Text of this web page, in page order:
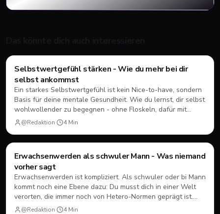
Mental Health
Selbstwertgefühl stärken - Wie du mehr bei dir
selbst ankommst
Ein starkes Selbstwertgefühl ist kein Nice-to-have, sondern
Basis für deine mentale Gesundheit. Wie du lernst, dir selbst
wohlwollender zu begegnen - ohne Floskeln, dafür mit
konkreten Ansätzen.
@Redaktion· 4Min
Style & Body
Erwachsenwerden als schwuler Mann - Was niemand
vorher sagt
Erwachsenwerden ist kompliziert. Als schwuler oder bi Mann
kommt noch eine Ebene dazu: Du musst dich in einer Welt
verorten, die immer noch von Hetero-Normen geprägt ist.
Über die unsichtbaren Hürden - und wie du deinen eigenen
@Redaktion· 4Min